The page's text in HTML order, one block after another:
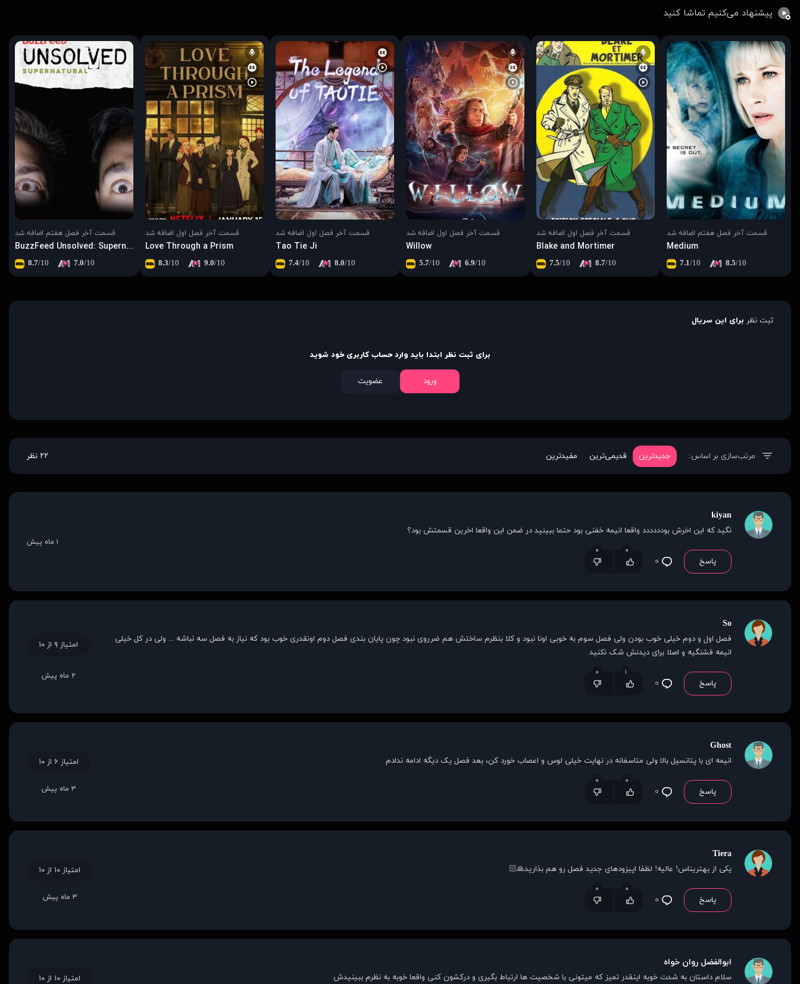
پیشنهاد می‌کنیم تماشا کنید
قسمت آخر فصل هفتم اضافه شد
Medium
7.1/10 8.5/10
قسمت آخر فصل اول اضافه شد
Blake and Mortimer
7.5/10 8.7/10
قسمت آخر فصل اول اضافه شد
Willow
5.7/10 6.9/10
قسمت آخر فصل اول اضافه شد
Tao Tie Ji
7.4/10 8.0/10
قسمت آخر فصل اول اضافه شد
Love Through a Prism
8.3/10 9.0/10
قسمت آخر فصل هفتم اضافه شد
BuzzFeed Unsolved: Supernatural
8.7/10 7.0/10
ثبت نظر برای این سریال
برای ثبت نظر ابتدا باید وارد حساب کاربری خود شوید
ورود عضویت
مرتب‌سازی بر اساس: جدیدترین قدیمی‌ترین مفیدترین ۲۲ نظر
kiyan
نگید که این اخرش بودددددد واقعا انیمه خفنی بود حتما ببینید در ضمن این واقعا اخرین قسمتش بود؟
پاسخ ۰
۰ ۰
۱ ماه پیش
So
فصل اول و دوم خیلی خوب بودن ولی فصل سوم به خوبی اونا نبود و کلا بنظرم ساختش هم ضرروی نبود چون پایان بندی فصل دوم اونقدری خوب بود که نیاز به فصل سه نباشه ... ولی در کل خیلی
انیمه قشنگیه و اصلا برای دیدنش شک نکنید
پاسخ ۰
۱ ۰
امتیاز ۹ از ۱۰
۲ ماه پیش
Ghost
انیمه ای با پتانسیل بالا ولی متاسفانه در نهایت خیلی لوس و اعصاب خورد کن، بعد فصل یک دیگه ادامه ندادم
پاسخ ۰
۰ ۰
امتیاز ۶ از ۱۰
۳ ماه پیش
Tiera
یکی از بهتریناس! عالیه! لظفا اپیزودهای جدید فصل رو هم بذارید🙏🏻
پاسخ ۰
۰ ۰
امتیاز ۱۰ از ۱۰
۳ ماه پیش
ابوالفضل روان‌ خواه
سلام داستان به شدت خوبه اینقدر تمیز که میتونی با شخصیت ها ارتباط بگیری و درکشون کنی واقعا خوبه به نظرم ببینیدش امتیاز ۱۰ از ۱۰